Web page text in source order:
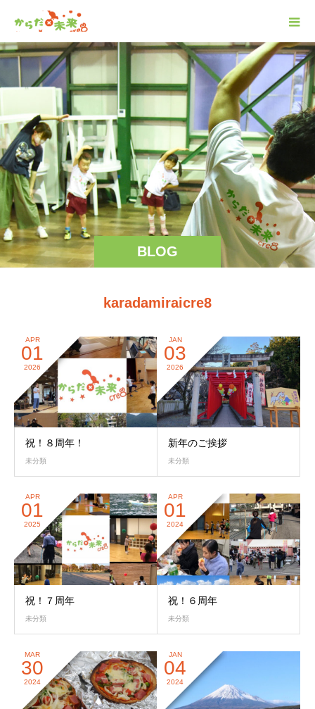
BLOG
karadamiraicre8
APR
01
2026
祝！８周年！
未分類
JAN
03
2026
新年のご挨拶
未分類
APR
01
2025
祝！７周年
未分類
APR
01
2024
祝！６周年
未分類
MAR
30
2024
JAN
04
2024